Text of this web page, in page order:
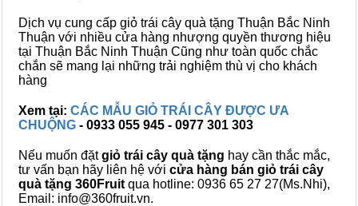
Dịch vụ cung cấp giỏ trái cây quà tặng Thuận Bắc Ninh
Thuận với nhiều cửa hàng nhượng quyền thương hiệu
tại Thuận Bắc Ninh Thuận Cũng như toàn quốc chắc
chắn sẽ mang lại những trải nghiệm thù vị cho khách
hàng
Xem tại: CÁC MẪU GIỎ TRÁI CÂY ĐƯỢC ƯA
CHUỘNG - 0933 055 945 - 0977 301 303
Nếu muốn đặtgiỏ trái cây quà tặng hay cần thắc mắc,
tư vấn bạn hãy liên hệ với cửa hàng bán giỏ trái cây
quà tặng 360Fruit qua hotline: 0936 65 27 27(Ms.Nhi),
Email: info@360fruit.vn.